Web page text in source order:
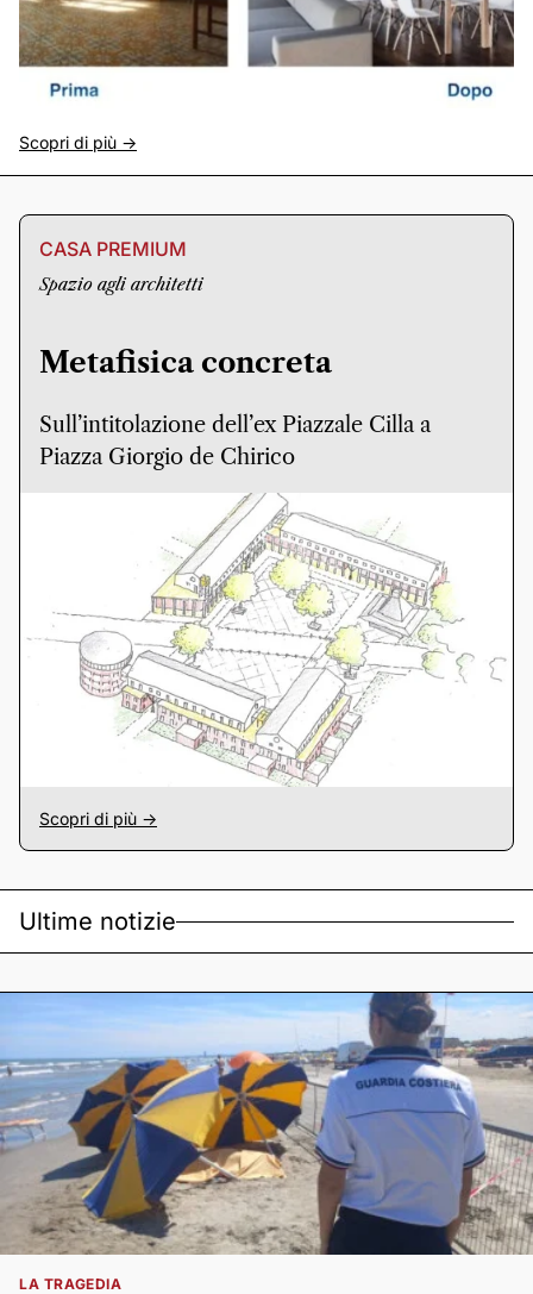
Scopri di più ->
CASA PREMIUM
Spazio agli architetti
Metafisica concreta
Sull’intitolazione dell’ex Piazzale Cilla a
Piazza Giorgio de Chirico
Scopri di più ->
Ultime notizie
LA TRAGEDIA